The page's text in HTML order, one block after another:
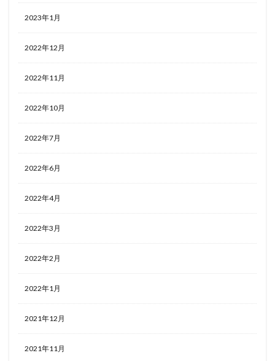
2023年1月
2022年12月
2022年11月
2022年10月
2022年7月
2022年6月
2022年4月
2022年3月
2022年2月
2022年1月
2021年12月
2021年11月